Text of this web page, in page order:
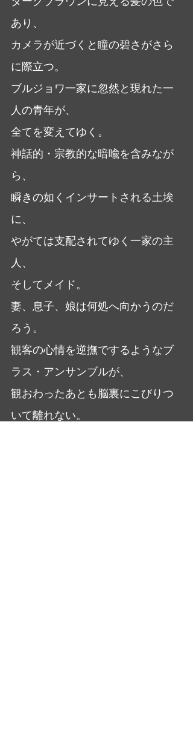
あり、
カメラが近づくと瞳の碧さがさら
に際立つ。
ブルジョワ一家に忽然と現れた一
人の青年が、
全てを変えてゆく。
神話的・宗教的な暗喩を含みなが
ら、
瞬きの如くインサートされる土埃
に、
やがては支配されてゆく一家の主
人、
そしてメイド。
妻、息子、娘は何処へ向かうのだ
ろう。
観客の心情を逆撫でするようなブ
ラス・アンサンブルが、
観おわったあとも脳裏にこびりつ
いて離れない。